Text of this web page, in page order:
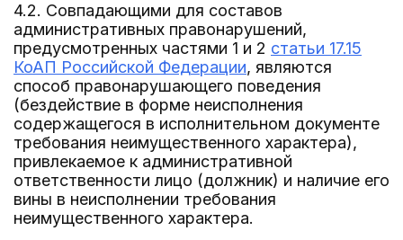
4.2. Совпадающими для составов
административных правонарушений,
предусмотренных частями 1 и 2 статьи 17.15
КоАП Российской Федерации, являются
способ правонарушающего поведения
(бездействие в форме неисполнения
содержащегося в исполнительном документе
требования неимущественного характера),
привлекаемое к административной
ответственности лицо (должник) и наличие его
вины в неисполнении требования
неимущественного характера.